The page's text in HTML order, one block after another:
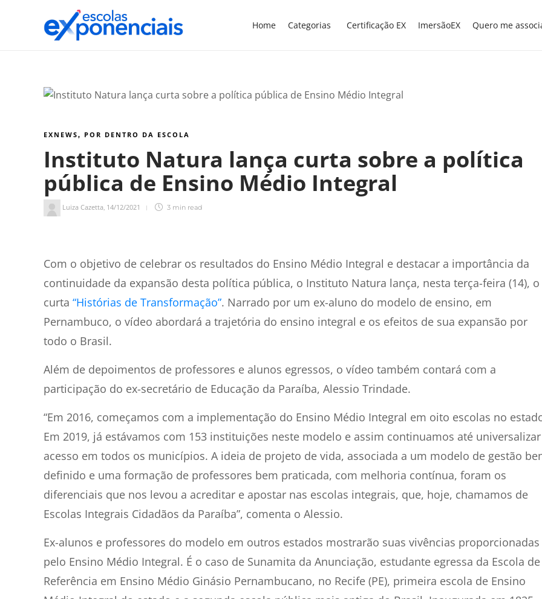
Home Categorias Certificação EX ImersãoEX Quero me
EXNEWS, POR DENTRO DA ESCOLA
Instituto Natura lança curta sobre a política
pública de Ensino Médio Integral
Luiza Cazetta, 14/12/2021 3 min read
Com o objetivo de celebrar os resultados do Ensino Médio Integral e destacar a importância da
continuidade da expansão desta política pública, o Instituto Natura lança, nesta terça-feira (14), o
curta “Histórias de Transformação”. Narrado por um ex-aluno do modelo de ensino, em
Pernambuco, o vídeo abordará a trajetória do ensino integral e os efeitos de sua expansão por
todo o Brasil.
Além de depoimentos de professores e alunos egressos, o vídeo também contará com a
participação do ex-secretário de Educação da Paraíba, Alessio Trindade.
“Em 2016, começamos com a implementação do Ensino Médio Integral em oito escolas no
Em 2019, já estávamos com 153 instituições neste modelo e assim continuamos até
acesso em todos os municípios. A ideia de projeto de vida, associada a um modelo de gestão
definido e uma formação de professores bem praticada, com melhoria contínua, foram os
diferenciais que nos levou a acreditar e apostar nas escolas integrais, que, hoje, chamamos de
Escolas Integrais Cidadãos da Paraíba”, comenta o Alessio.
Ex-alunos e professores do modelo em outros estados mostrarão suas vivências proporcionadas
pelo Ensino Médio Integral. É o caso de Sunamita da Anunciação, estudante egressa da Escola de
Referência em Ensino Médio Ginásio Pernambucano, no Recife (PE), primeira escola de Ensino